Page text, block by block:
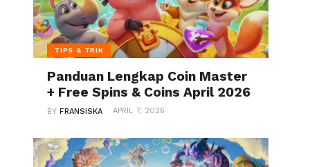
TIPS & TRIK
Panduan Lengkap Coin Master
+ Free Spins & Coins April 2026
BYFRANSISKA APRIL 7, 2026